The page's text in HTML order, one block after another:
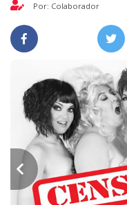
Por: Colaborador